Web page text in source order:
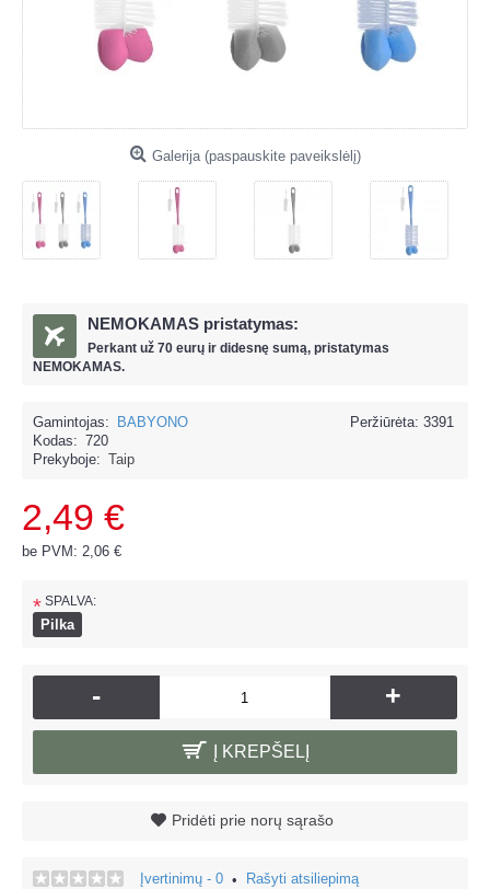
Galerija (paspauskite paveikslėlį)
NEMOKAMAS pristatymas:
Perkant už 70 eurų ir didesnę sumą, pristatymas
NEMOKAMAS.
Peržiūrėta: 3391
Gamintojas:
BABYONO
Kodas: 720
Prekyboje: Taip
2,49 €
be PVM: 2,06 €
* SPALVA:
Pilka
- +
Į KREPŠELĮ
Pridėti prie norų sąrašo
Įvertinimų - 0 • Rašyti atsiliepimą